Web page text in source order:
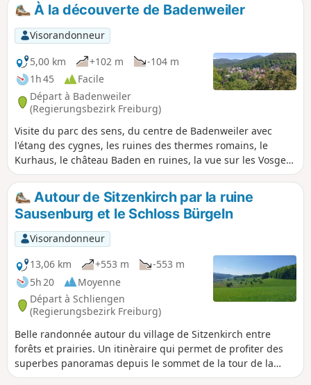
À la découverte de Badenweiler
Visorandonneur
5,00 km
+102 m
-104 m
1h 45
Facile
Départ à Badenweiler
(Regierungsbezirk Freiburg)
Visite du parc des sens, du centre de Badenweiler avec
l'étang des cygnes, les ruines des thermes romains, le
Kurhaus, le château Baden en ruines, la vue sur les Vosges,
le parc du château et le centre-ville commerçant. La balade
est courte pour permettre d'essayer les installations du parc
des sens, de découvrir les arbres et jardins remarquables,
statues, pavillons et points de vue du parc des thermes, de
flâner dans les rues de la ville, de faire une pause "café-
gâteau" à l'un des nombreux cafés et terrasses, de s'asseoir
un instant au Vogesenblick et de contempler.
Autour de Sitzenkirch par la ruine
Sausenburg et le Schloss Bürgeln
Visorandonneur
13,06 km
+553 m
-553 m
5h 20
Moyenne
Départ à Schliengen
(Regierungsbezirk Freiburg)
Belle randonnée autour du village de Sitzenkirch entre
forêts et prairies. Un itinèraire qui permet de profiter des
superbes panoramas depuis le sommet de la tour de la
ruine de Sausenburg et de la terrasse du Schloss Bürgeln.